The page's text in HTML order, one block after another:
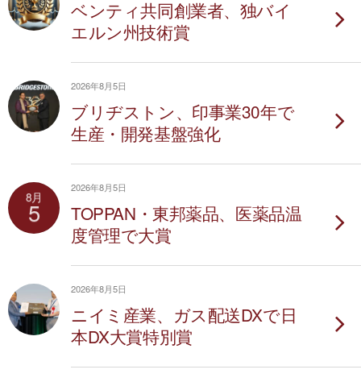
ベンティ共同創業者、独バイ
エルン州技術賞
2026年8月5日
ブリヂストン、印事業30年で
生産・開発基盤強化
8月
5
2026年8月5日
TOPPAN・東邦薬品、医薬品温
度管理で大賞
2026年8月5日
ニイミ産業、ガス配送DXで日
本DX大賞特別賞